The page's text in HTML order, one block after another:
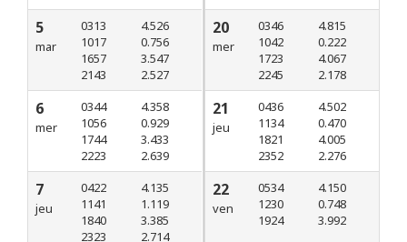
5
mar
0313
1017
1657
2143
4.526
0.756
3.547
2.527
6
mer
0344
1056
1744
2223
4.358
0.929
3.433
2.639
7
jeu
0422
1141
1840
2323
4.135
1.119
3.385
2.714
20
mer
0346
1042
1723
2245
4.815
0.222
4.067
2.178
21
jeu
0436
1134
1821
2352
4.502
0.470
4.005
2.276
22
ven
0534
1230
1924
4.150
0.748
3.992